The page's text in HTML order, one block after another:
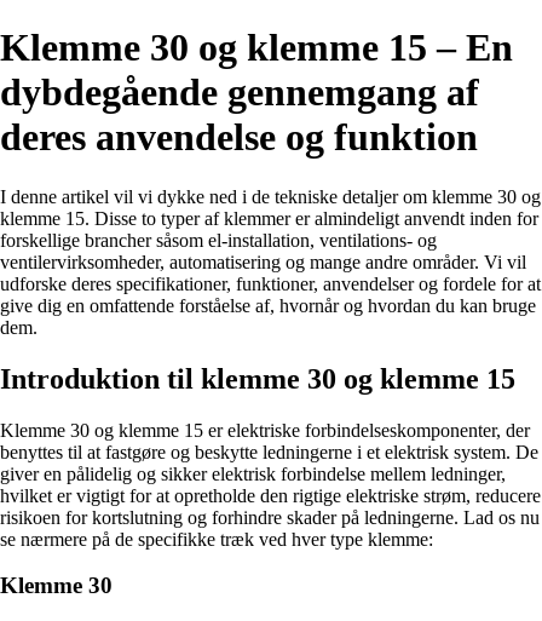
Klemme 30 og klemme 15 – En
dybdegående gennemgang af
deres anvendelse og funktion
I denne artikel vil vi dykke ned i de tekniske detaljer om klemme 30 og
klemme 15. Disse to typer af klemmer er almindeligt anvendt inden for
forskellige brancher såsom el-installation, ventilations- og
ventilervirksomheder, automatisering og mange andre områder. Vi vil
udforske deres specifikationer, funktioner, anvendelser og fordele for at
give dig en omfattende forståelse af, hvornår og hvordan du kan bruge
dem.
Introduktion til klemme 30 og klemme 15
Klemme 30 og klemme 15 er elektriske forbindelseskomponenter, der
benyttes til at fastgøre og beskytte ledningerne i et elektrisk system. De
giver en pålidelig og sikker elektrisk forbindelse mellem ledninger,
hvilket er vigtigt for at opretholde den rigtige elektriske strøm, reducere
risikoen for kortslutning og forhindre skader på ledningerne. Lad os nu
se nærmere på de specifikke træk ved hver type klemme:
Klemme 30